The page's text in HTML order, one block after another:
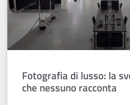
Fotografia di lusso: la
che nessuno racconta